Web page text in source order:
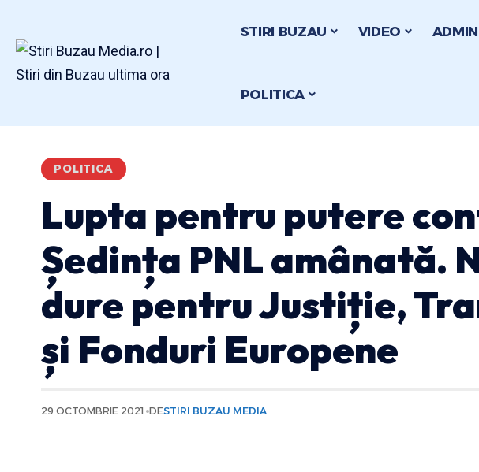
STIRI BUZAU VIDEO
POLITICA
POLITICA
Lupta pentru putere
Ședința PNL amânată.
dure pentru Justiție,
și Fonduri Europene
29 OCTOMBRIE 2021 DESTIRI BUZAU MEDIA